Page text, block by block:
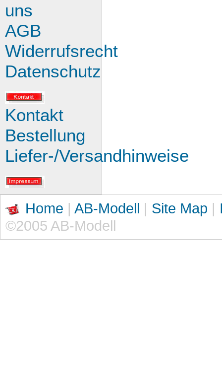
uns
AGB
Widerrufsrecht
Datenschutz
Kontakt
Bestellung
Liefer-/Versandhinweise
Home | AB-Modell | Site Map |
©2005 AB-Modell